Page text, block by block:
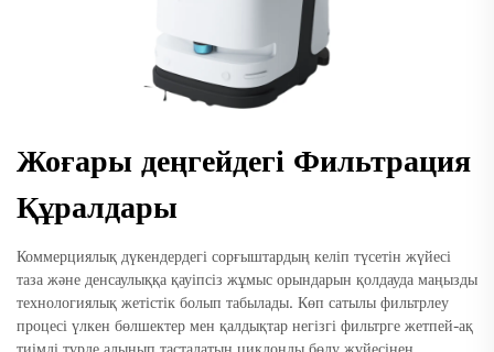
Жоғары деңгейдегі Фильтрация
Құралдары
Коммерциялық дүкендердегі сорғыштардың келіп түсетін жүйесі
таза және денсаулыққа қауіпсіз жұмыс орындарын қолдауда маңызды
технологиялық жетістік болып табылады. Көп сатылы фильтрлеу
процесі үлкен бөлшектер мен қалдықтар негізгі фильтрге жетпей-ақ